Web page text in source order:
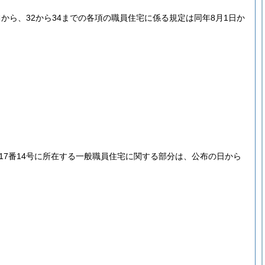
ら、32から34までの各項の職員住宅に係る規定は同年8月1日か
番14号に所在する一般職員住宅に関する部分は、公布の日から